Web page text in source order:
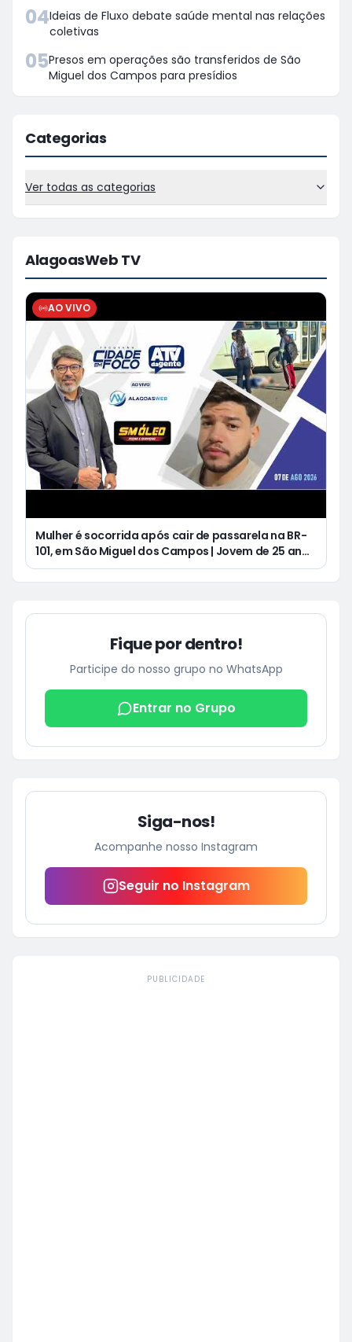
04Ideias de Fluxo debate saúde mental nas relações
coletivas
05Presos em operações são transferidos de São
Miguel dos Campos para presídios
Categorias
Ver todas as categorias
AlagoasWeb TV
AO VIVO
Mulher é socorrida após cair de passarela na BR-
101, em São Miguel dos Campos | Jovem de 25 anos
morre após acidente de moto no Distrito
Fique por dentro!
Participe do nosso grupo no WhatsApp
Entrar no Grupo
Siga-nos!
Acompanhe nosso Instagram
Seguir no Instagram
PUBLICIDADE